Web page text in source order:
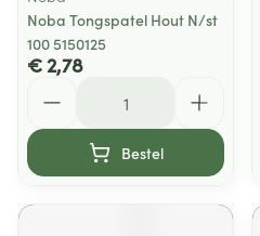
Noba Tongspatel Hout N/st
100 5150125
€ 2,78
Bestel